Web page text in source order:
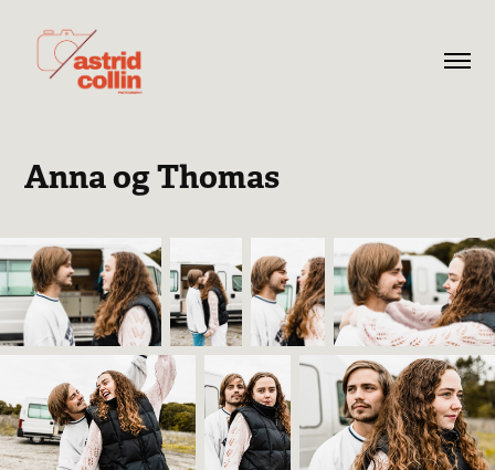
Anna og Thomas